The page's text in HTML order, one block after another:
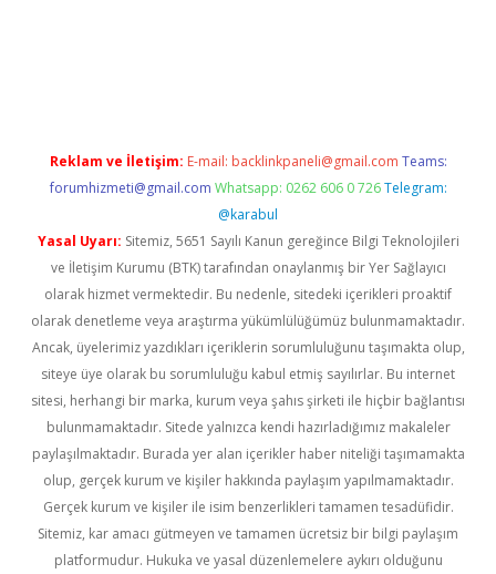
Reklam ve İletişim: E-mail: backlinkpaneli@gmail.com Teams:
forumhizmeti@gmail.com Whatsapp: 0262 606 0 726 Telegram:
@karabul
Yasal Uyarı: Sitemiz, 5651 Sayılı Kanun gereğince Bilgi Teknolojileri
ve İletişim Kurumu (BTK) tarafından onaylanmış bir Yer Sağlayıcı
olarak hizmet vermektedir. Bu nedenle, sitedeki içerikleri proaktif
olarak denetleme veya araştırma yükümlülüğümüz bulunmamaktadır.
Ancak, üyelerimiz yazdıkları içeriklerin sorumluluğunu taşımakta olup,
siteye üye olarak bu sorumluluğu kabul etmiş sayılırlar. Bu internet
sitesi, herhangi bir marka, kurum veya şahıs şirketi ile hiçbir bağlantısı
bulunmamaktadır. Sitede yalnızca kendi hazırladığımız makaleler
paylaşılmaktadır. Burada yer alan içerikler haber niteliği taşımamakta
olup, gerçek kurum ve kişiler hakkında paylaşım yapılmamaktadır.
Gerçek kurum ve kişiler ile isim benzerlikleri tamamen tesadüfidir.
Sitemiz, kar amacı gütmeyen ve tamamen ücretsiz bir bilgi paylaşım
platformudur. Hukuka ve yasal düzenlemelere aykırı olduğunu